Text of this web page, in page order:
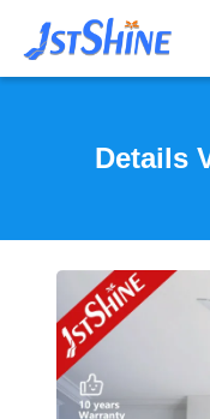
Details